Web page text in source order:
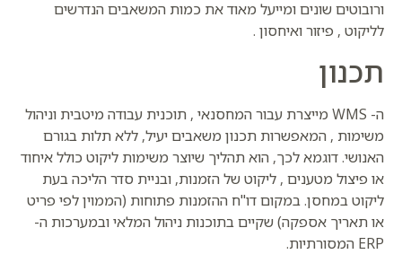
ורובוטים שונים ומייעל מאוד את כמות המשאבים הנדרשים
לליקוט , פיזור ואיחסון .
תכנון
ה- WMS מייצרת עבור המחסנאי , תוכנית עבודה מיטבית וניהול
משימות , המאפשרות תכנון משאבים יעיל, ללא תלות בגורם
האנושי. דוגמא לכך, הוא תהליך שיוצר משימות ליקוט כולל איחוד
או פיצול מטענים , ליקוט של הזמנות, ובניית סדר הליכה בעת
ליקוט במחסן. במקום דו"ח ההזמנות פתוחות (הממוין לפי פריט
או תאריך אספקה) שקיים בתוכנות ניהול המלאי ובמערכות ה-
ERP המסורתיות.